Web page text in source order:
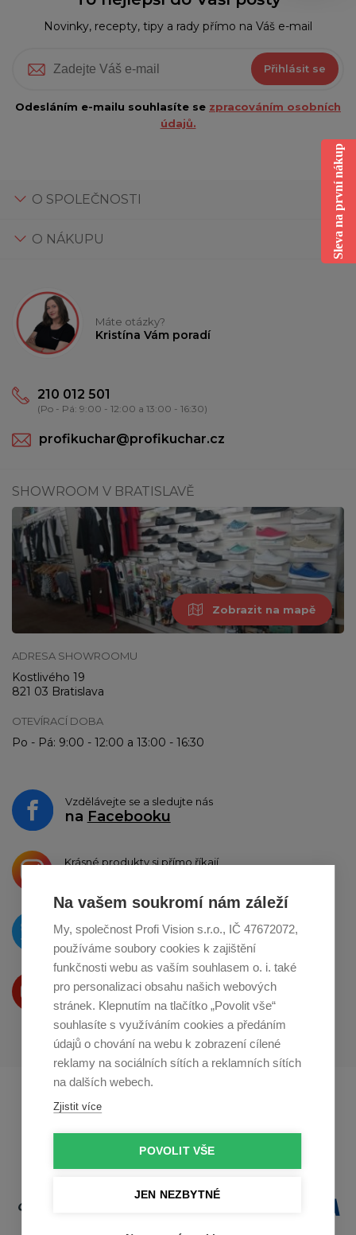
Na vašem soukromí nám záleží
My, společnost Profi Vision s.r.o., IČ 47672072,
používáme soubory cookies k zajištění
funkčnosti webu as vaším souhlasem o. i. také
pro personalizaci obsahu našich webových
stránek. Klepnutím na tlačítko „Povolit vše“
souhlasíte s využíváním cookies a předáním
údajů o chování na webu k zobrazení cílené
reklamy na sociálních sítích a reklamních sítích
na dalších webech.
Zjistit více
POVOLIT VŠE
JEN NEZBYTNÉ
Novinky, recepty, tipy a rady přímo na Váš e-mail
Přihlásit se
Odesláním e-mailu souhlasíte se zpracováním osobních
údajů.
O SPOLEČNOSTI
O NÁKUPU
Máte otázky?
Kristína Vám poradí
210 012 501
(Po - Pá: 9:00 - 12:00 a 13:00 - 16:30)
profikuchar@profikuchar.cz
SHOWROOM V BRATISLAVĚ
Zobrazit na mapě
ADRESA SHOWROOMU
Kostlivého 19
821 03 Bratislava
OTEVÍRACÍ DOBA
Po - Pá: 9:00 - 12:00 a 13:00 - 16:30
Vzdělávejte se a sledujte nás
na Facebooku
Krásné produkty si přímo říkají
O novinkách píšeme
naTwitteru
Produkty Vám představujeme
na Youtube
Profikuchar.sk
Sleva na první nákup